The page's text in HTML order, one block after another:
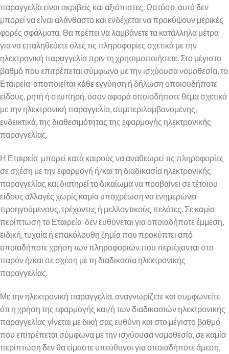
παραγγελία είναι ακριβείς και αξιόπιστες. Ωστόσο, αυτό δεν
μπορεί να είναι αλάνθαστο και ενδέχεται να προκύψουν μερικές
φορές σφάλματα. Θα πρέπει να λαμβάνετε τα κατάλληλα μέτρα
για να επαληθεύετε όλες τις πληροφορίες σχετικά με την
ηλεκτρονική παραγγελία πριν τη χρησιμοποιήσετε. Στο μέγιστο
βαθμό που επιτρέπεται σύμφωνα με την ισχύουσα νομοθεσία, το
Εταιρεία αποποιείται κάθε εγγύηση ή δήλωση οποιουδήποτε
είδους, ρητή ή σιωπηρή, όσον αφορά οποιοδήποτε θέμα σχετικά
με την ηλεκτρονική παραγγελία, συμπεριλαμβανομένης,
ενδεικτικά, της διαθεσιμότητας της εφαρμογής ηλεκτρονικής
παραγγελίας.
Η Εταιρεία μπορεί κατά καιρούς να αναθεωρεί τις πληροφορίες
σε σχέση με την εφαρμογή ή/και τη διαδικασία ηλεκτρονικής
παραγγελίας και διατηρεί το δικαίωμα να προβαίνει σε τέτοιου
είδους αλλαγές χωρίς καμία υποχρέωση να ενημερώνει
προηγούμενους, τρέχοντες ή μελλοντικούς πελάτες. Σε καμία
περίπτωση το Εταιρεία δεν ευθύνεται για οποιαδήποτε έμμεση,
ειδική, τυχαία ή επακόλουθη ζημία που προκύπτει από
οποιαδήποτε χρήση των πληροφοριών που περιέχονται στο
παρόν ή/και σε σχέση με τη διαδικασία ηλεκτρονικής
παραγγελίας.
Με την ηλεκτρονική παραγγελία, αναγνωρίζετε και συμφωνείτε
ότι η χρήση της εφαρμογής και/ή των διαδικασιών ηλεκτρονικής
παραγγελίας γίνεται με δική σας ευθύνη και στο μέγιστο βαθμό
που επιτρέπεται σύμφωνα με την ισχύουσα νομοθεσία, σε καμία
περίπτωση δεν θα είμαστε υπεύθυνοι για οποιαδήποτε άμεση,